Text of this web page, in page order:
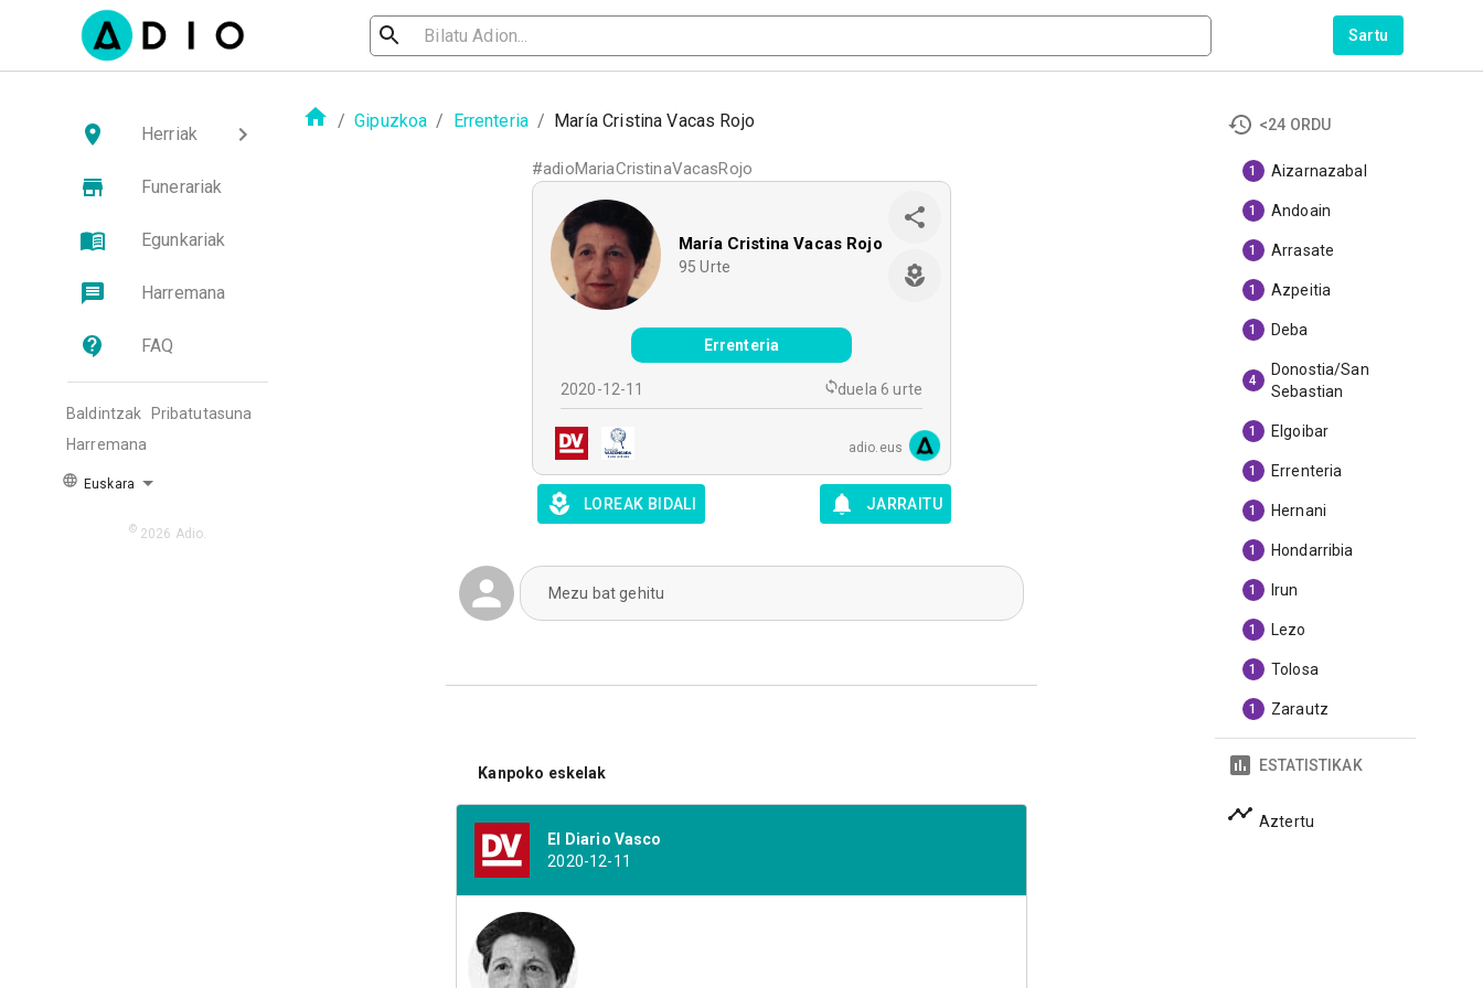
Sartu
Herriak
Funerariak
Egunkariak
Harremana
FAQ
Baldintzak
Pribatutasuna
Harremana
Euskara
© 2026 Adio.
/ Gipuzkoa / Errenteria / María Cristina Vacas Rojo
#adioMariaCristinaVacasRojo
María Cristina Vacas Rojo
95 Urte
Errenteria
2020-12-11 duela 6 urte
adio.eus
LOREAK BIDALI JARRAITU
Mezu bat gehitu
Kanpoko eskelak
El Diario Vasco
2020-12-11
<24 ORDU
1 Aizarnazabal
1 Andoain
1 Arrasate
1 Azpeitia
1 Deba
4
Donostia/San
Sebastian
1 Elgoibar
1 Errenteria
1 Hernani
1 Hondarribia
1 Irun
1 Lezo
1 Tolosa
1 Zarautz
ESTATISTIKAK
Aztertu